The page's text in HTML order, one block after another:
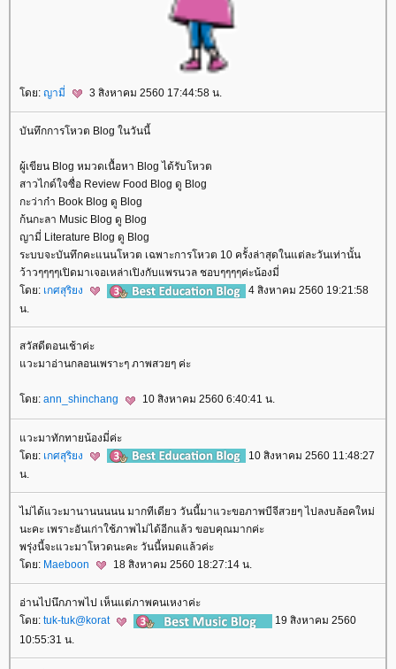
ดย: ญามี่ 3 สิงหาคม 2560 17:44:58 น.
บันทึกการโหวต Blog ในวันนี้
ผู้เขียน Blog หมวดเนื้อหา Blog ได้รับโหวต
สาวไกด์ใจซื่อ Review Food Blog ดู Blog
กะว่าก๋า Book Blog ดู Blog
ก้นกะลา Music Blog ดู Blog
ญามี่ Literature Blog ดู Blog
ระบบจะบันทึกคะแนนโหวต เฉพาะการโหวต 10 ครั้งล่าสุดในแต่ละวันเท่านั้น
ว้าวๆๆๆๆเปิดมาเจอเหล่าเปิงกับแพรนวล ชอบๆๆๆๆค่ะน้องมี่
ดย: เกศสุริยง
4 สิงหาคม 2560 19:21:58
น.
สวัสดีตอนเช้าค่ะ
วะมาอ่านกลอนเพราะๆ ภาพสวยๆ ค่ะ
ดย: ann_shinchang 10 สิงหาคม 2560 6:40:41 น.
วะมาทักทายน้องมี่ค่ะ
ดย: เกศสุริยง
10 สิงหาคม 2560 11:48:27
น.
ไม่ได้แวะมานานนนนน มากทีเดียว วันนี้มาแวะขอภาพบีจีสวยๆ ไปลงบล้อคใหม่
นะคะ เพราะอันเก่าใช้ภาพไม่ได้อีกแล้ว ขอบคุณมากค่ะ
พรุ่งนี้จะแวะมาโหวดนะคะ วันนี้หมดแล้วค่ะ
ดย: Maeboon 18 สิงหาคม 2560 18:27:14 น.
อ่านไปนึกภาพไป เห็นแต่ภาพคนเหงาค่ะ
ดย: tuk-tuk@korat
19 สิงหาคม 2560
10:55:31 น.